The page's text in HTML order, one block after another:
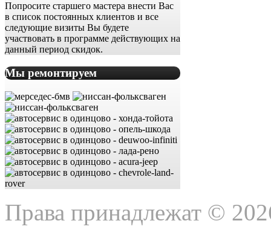
Попросите старшего мастера внести Вас
в список постоянных клиентов и все
следующие визиты Вы будете
участвовать в программе действующих на
данный период скидок.
Мы ремонтируем
Права принадлежат ©